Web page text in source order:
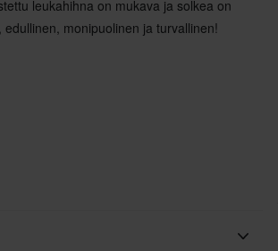
leukahihna on mukava ja solkea on
monipuolinen ja turvallinen!